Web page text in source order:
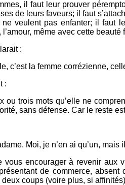
il faut leur prouver
de leurs faveurs; il faut
veulent pas enfanter; il faut
même avec cette
:
c’est la femme corrézienne,
:
ou trois mots qu’elle ne
sans défense. Car le reste
Moi, je n’en ai qu’un, mais
vous encourager à revenir
de commerce,
coups (voire plus, si